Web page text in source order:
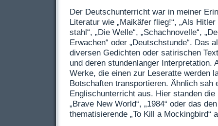
Der Deutschunterricht war in meiner
Literatur wie „Maikäfer flieg!“, „Als
stahl“, „Die Welle“, „Schachnovelle“,
Erwachen“ oder „Deutschstunde“. Das
diversen Gedichten oder satirischen
und deren stundenlanger Interpretation.
Werke, die einen zur Leseratte werden
Botschaften transportieren. Ähnlich sah
Englischunterricht aus. Hier standen
„Brave New World“, „1984“ oder das
thematisierende „To Kill a Mockingbird“